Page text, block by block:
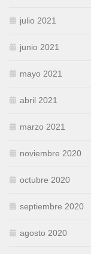
julio 2021
junio 2021
mayo 2021
abril 2021
marzo 2021
noviembre 2020
octubre 2020
septiembre 2020
agosto 2020